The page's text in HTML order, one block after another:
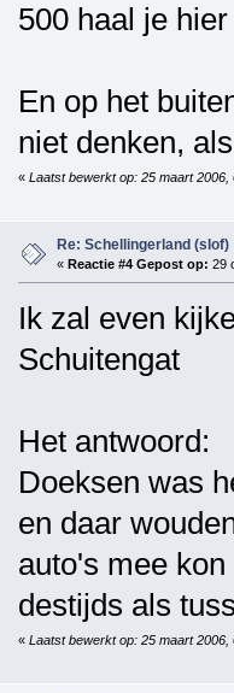
500 haal je
En op het
niet denken,
« Laatst bewerkt op: 25 maart
Re: Schellingerland (slof)
« Reactie #4 Gepost op: 29
Ik zal even
Schuitengat
Het antwoord:
Doeksen was
en daar
auto's mee
destijds als
« Laatst bewerkt op: 25 maart